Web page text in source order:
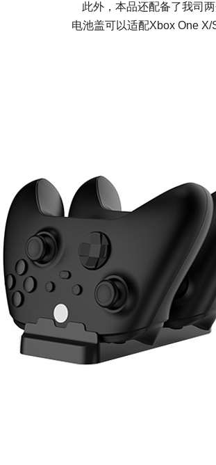
此外，本品还配备了我司
电池盖可以适配Xbox One X/